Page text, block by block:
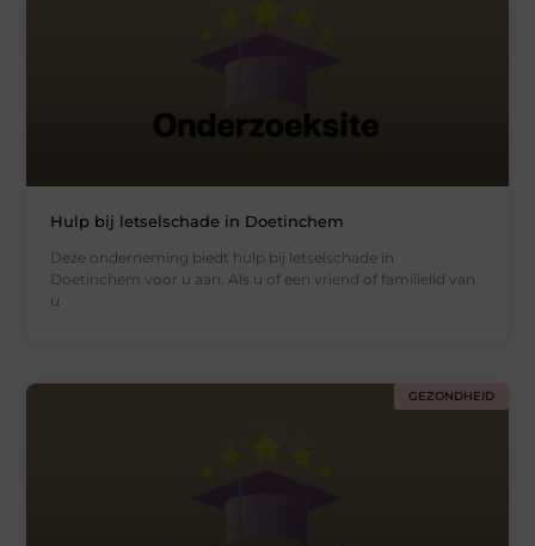
Hulp bij letselschade in Doetinchem
Deze onderneming biedt hulp bij letselschade in
Doetinchem voor u aan. Als u of een vriend of familielid van
u
GEZONDHEID